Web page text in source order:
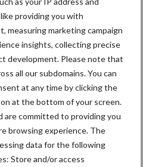
providing you with
measuring marketing campaign
insights, collecting precise
development. Please note that
all our subdomains. You can
at any time by clicking the
at the bottom of your screen.
are committed to providing you
browsing experience. The
data for the following
Store and/or access
Huisvesting
Brachyspira